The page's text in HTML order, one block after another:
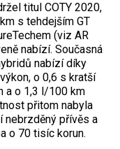
titul COTY 2020,
s tehdejším GT
(viz AR
nabízí. Současná
nabízí díky
o 0,6 s kratší
a o 1,3 l/100 km
přitom nabyla
nebrzděný přívěs a
o 70 tisíc korun.